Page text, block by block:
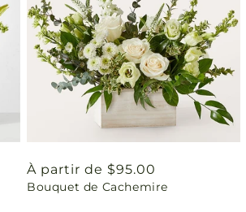
Prix
habituel
À partir de $95.00
Bouquet de Cachemire